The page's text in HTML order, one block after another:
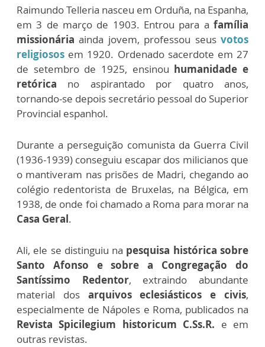
Raimundo Telleria nasceu em Orduña, na Espanha,
em 3 de março de 1903. Entrou para a família
missionáriaainda jovem, professou seusvotos
religiosos em 1920. Ordenado sacerdote em 27
de setembro de 1925, ensinou humanidade e
retórica no aspirantado por quatro anos,
tornando-se depois secretário pessoal do Superior
Provincial espanhol.
Durante a perseguição comunista da Guerra Civil
(1936-1939) conseguiu escapar dos milicianos que
o mantiveram nas prisões de Madri, chegando ao
colégio redentorista de Bruxelas, na Bélgica, em
1938, de onde foi chamado a Roma para morar na
Casa Geral.
Ali, ele se distinguiu na pesquisa histórica sobre
Santo Afonso e sobre a Congregação do
Santíssimo Redentor, extraindo abundante
material dos arquivos eclesiásticos e civis,
especialmente de Nápoles e Roma, publicados na
Revista Spicilegium historicum C.Ss.R. e em
outras revistas.